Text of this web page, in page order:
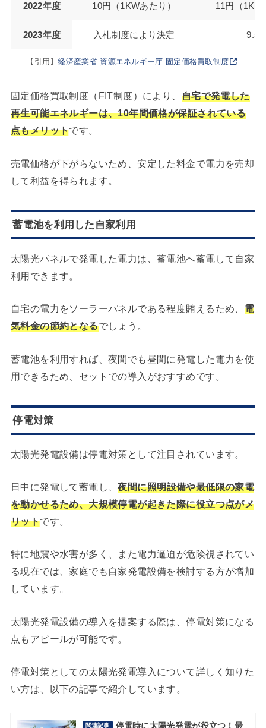
2022年度 10円（1KWあたり） 11円（1KW
2023年度 入札制度により決定 9.5
【引用】経済産業省 資源エネルギー庁 固定価格買取制度
固定価格買取制度（FIT制度）により、 自宅で発電した
再生可能エネルギーは、10年間価格が保証されている
点もメリットです。
売電価格が下がらないため、安定した料金で電力を売却
して利益を得られます。
蓄電池を利用した自家利用
太陽光パネルで発電した電力は、蓄電池へ蓄電して自家
利用できます。
自宅の電力をソーラーパネルである程度賄えるため、 電
気料金の節約となるでしょう。
蓄電池を利用すれば、夜間でも昼間に発電した電力を使
用できるため、セットでの導入がおすすめです。
停電対策
太陽光発電設備は停電対策として注目されています。
日中に発電して蓄電し、夜間に照明設備や最低限の家電
を動かせるため、大規模停電が起きた際に役立つ点がメ
リットです。
特に地震や水害が多く、また電力逼迫が危険視されてい
る現在では、家庭でも自家発電設備を検討する方が増加
しています。
太陽光発電設備の導入を提案する際は、停電対策になる
点もアピールが可能です。
停電対策としての太陽光発電導入について詳しく知りた
い方は、以下の記事で紹介しています。
関連記事 停電時に太陽光発電が役立つ！最